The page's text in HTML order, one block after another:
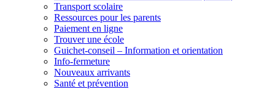
Transport scolaire
Ressources pour les parents
Paiement en ligne
Trouver une école
Guichet-conseil – Information et orientation
Info-fermeture
Nouveaux arrivants
Santé et prévention